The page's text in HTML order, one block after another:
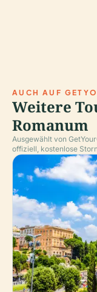
AUCH AUF
Weitere
Romanum
Ausgewählt von
offiziell, kostenlose